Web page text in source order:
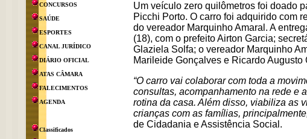
CONCURSOS
SAÚDE
ESPORTES
CANAL JURÍDICO
DIÁRIO OFICIAL
ATAS CÂMARA
FALECIMENTOS
AGENDA
Classificados
Um veículo zero quilômetros foi doado
Picchi Porto. O carro foi adquirido com
do vereador Marquinho Amaral. A
(18), com o prefeito Airton Garcia;
Glaziela Solfa; o vereador Marquinho
Marileide Gonçalves e Ricardo Augusto
“O carro vai colaborar com toda a
consultas, acompanhamento na rede e
rotina da casa. Além disso, viabiliza as
crianças com as famílias,
de Cidadania e Assistência Social.